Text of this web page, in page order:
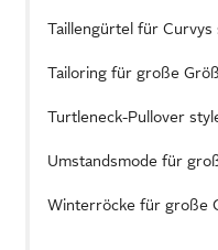
Taillengürtel für Curvys
Tailoring für große
Turtleneck-Pullover
Umstandsmode für
Winterröcke für große